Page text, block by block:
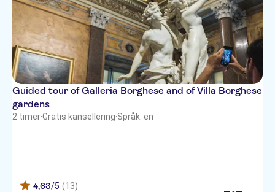
Guided tour of Galleria Borghese and of Villa Borghese
gardens
2 timer·Gratis kansellering·Språk: en
4,63/5 (13)